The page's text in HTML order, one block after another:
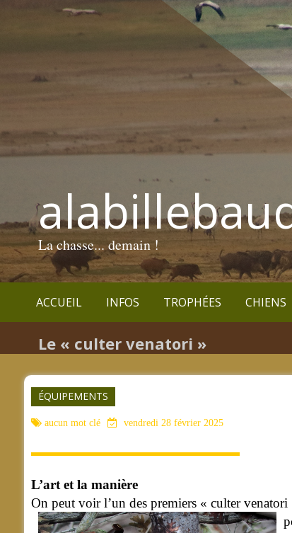
La chasse... demain !
ACCUEIL INFOS TROPHÉES CHIENS
Le « culter venatori »
ÉQUIPEMENTS
aucun mot clé vendredi 28 février 2025
L’art et la manière
On peut voir l’un des premiers « culter